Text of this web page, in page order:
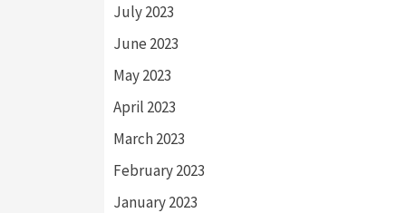
July 2023
June 2023
May 2023
April 2023
March 2023
February 2023
January 2023